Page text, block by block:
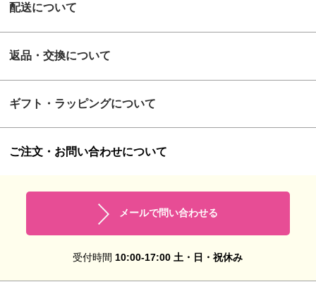
配送について
返品・交換について
ギフト・ラッピングについて
ご注文・お問い合わせについて
メールで問い合わせる
受付時間10:00-17:00 土・日・祝休み